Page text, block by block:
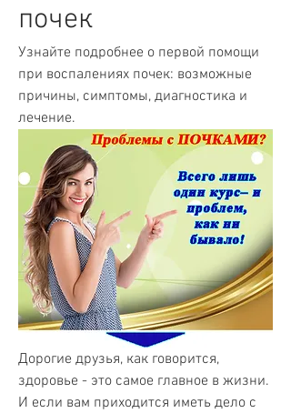
почек
Узнайте подробнее о первой помощи
при воспалениях почек: возможные
причины, симптомы, диагностика и
лечение.
Дорогие друзья, как говорится,
здоровье - это самое главное в жизни.
И если вам приходится иметь дело с